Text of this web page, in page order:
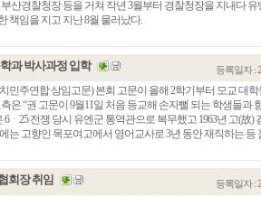
산경찰청장 등을 거쳐 작년 3월부터 경찰청장을 지내다
책임을 지고 지난 8월 물러났다.
과 박사과정 입학 등록일자 :
민주연합 상임고문) 본회 고문이 올해 2학기부터 모교 대
은 “권 고문이 9월11일 처음 등교해 손자뻘 되는 학생들과
ㆍ25 전쟁 당시 유엔군 통역관으로 복무했고 1963년 고(故)
는 고향인 목포여고에서 영어교사로 3년 동안 재직하는 등
회장 취임 등록일자 :